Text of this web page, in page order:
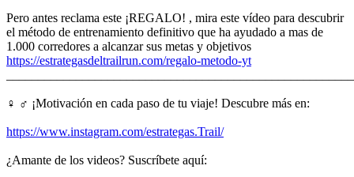
Pero antes reclama este ¡REGALO! , mira este vídeo para descubrir
el método de entrenamiento definitivo que ha ayudado a mas de
1.000 corredores a alcanzar sus metas y objetivos
https://estrategasdeltrailrun.com/regalo-metodo-yt
‍♀️ ‍♂️ ¡Motivación en cada paso de tu viaje! Descubre más en:
https://www.instagram.com/estrategas.Trail/
¿Amante de los videos? Suscríbete aquí: